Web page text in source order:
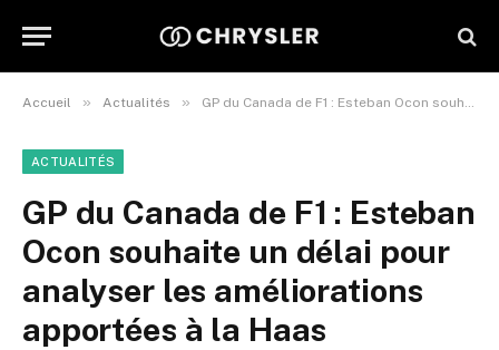
Accueil » Actualités » GP du Canada de F1 : Esteban Ocon souhaite un délai pour analyser les améliorations apportées à la Haas
ACTUALITÉS
GP du Canada de F1 : Esteban
Ocon souhaite un délai pour
analyser les améliorations
apportées à la Haas